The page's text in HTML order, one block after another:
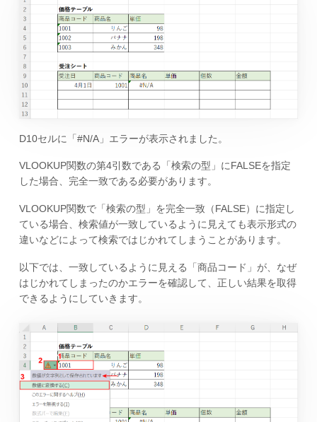
D10セルに「#N/A」エラーが表示されました。
VLOOKUP関数の第4引数である「検索の型」にFALSEを指定
した場合、完全一致である必要があります。
VLOOKUP関数で「検索の型」を完全一致（FALSE）に指定し
ている場合、検索値が一致しているように見えても表示形式の
違いなどによって検索ではじかれてしまうことがあります。
以下では、一致しているように見える「商品コード」が、なぜ
はじかれてしまったのかエラーを確認して、正しい結果を取得
できるようにしていきます。